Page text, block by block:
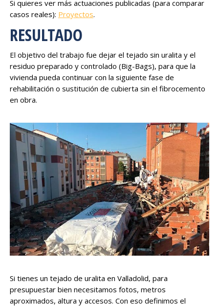
Si quieres ver más actuaciones publicadas (para comparar
casos reales): Proyectos.
RESULTADO
El objetivo del trabajo fue dejar el tejado sin uralita y el
residuo preparado y controlado (Big-Bags), para que la
vivienda pueda continuar con la siguiente fase de
rehabilitación o sustitución de cubierta sin el fibrocemento
en obra.
Si tienes un tejado de uralita en Valladolid, para
presupuestar bien necesitamos fotos, metros
aproximados, altura y accesos. Con eso definimos el